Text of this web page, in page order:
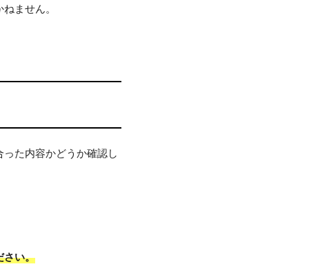
ません。
た内容かどうか確認し
さい。